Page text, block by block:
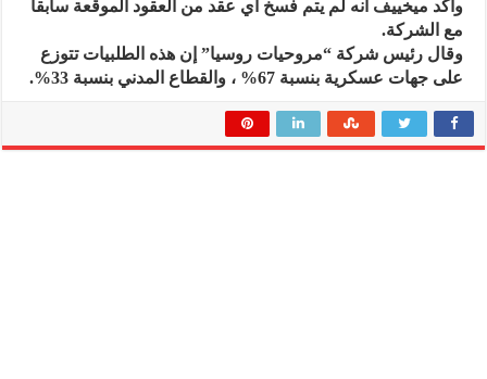
وأكد ميخييف أنه لم يتم فسخ أي عقد من العقود الموقعة سابقا
مع الشركة.
وقال رئيس شركة “مروحيات روسيا” إن هذه الطلبيات تتوزع
على جهات عسكرية بنسبة 67% ، والقطاع المدني بنسبة 33%.